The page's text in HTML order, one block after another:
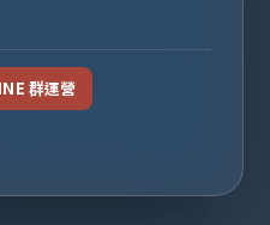
群運營